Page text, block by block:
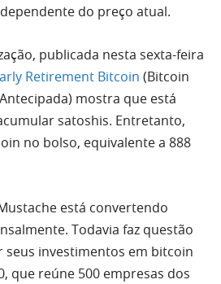
do preço atual.
publicada nesta sexta-feira
Retirement Bitcoin (Bitcoin
mostra que está
satoshis. Entretanto,
no bolso, equivalente a 888
está convertendo
Todavia faz questão
seus investimentos em bitcoin
que reúne 500 empresas dos